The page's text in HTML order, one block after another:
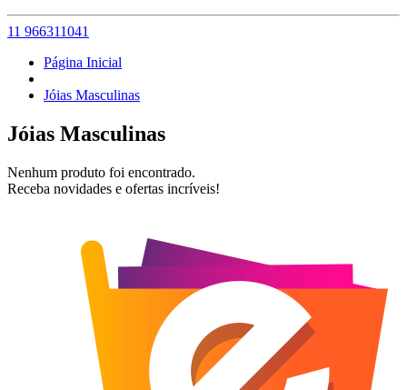
11 966311041
Página Inicial
Jóias Masculinas
Jóias Masculinas
Nenhum produto foi encontrado.
Receba novidades e ofertas incríveis!